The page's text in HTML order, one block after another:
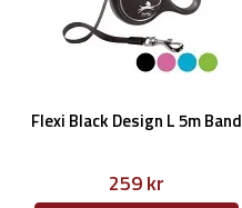
Flexi Black Design L 5m Band
259 kr